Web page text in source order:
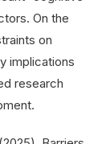
On the
on
implications
research